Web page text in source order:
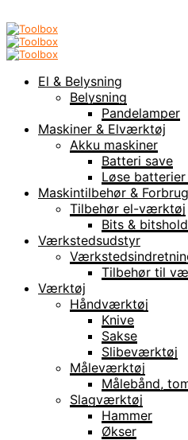
El & Belysning
Belysning
Pandelamper
Maskiner & Elværktøj
Akku maskiner
Batteri save
Løse
Maskintilbehør & Forbrug
Tilbehør el-værktøj
Bits &
Værkstedsudstyr
Tilbehør til
Værktøj
Håndværktøj
Knive
Sakse
Slibeværktøj
Måleværktøj
Målebånd,
Slagværktøj
Hammer
Økser